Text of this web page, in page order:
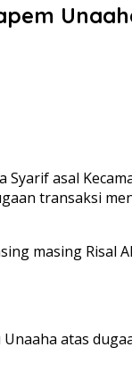
asal
transaksi
masing Risal
atas